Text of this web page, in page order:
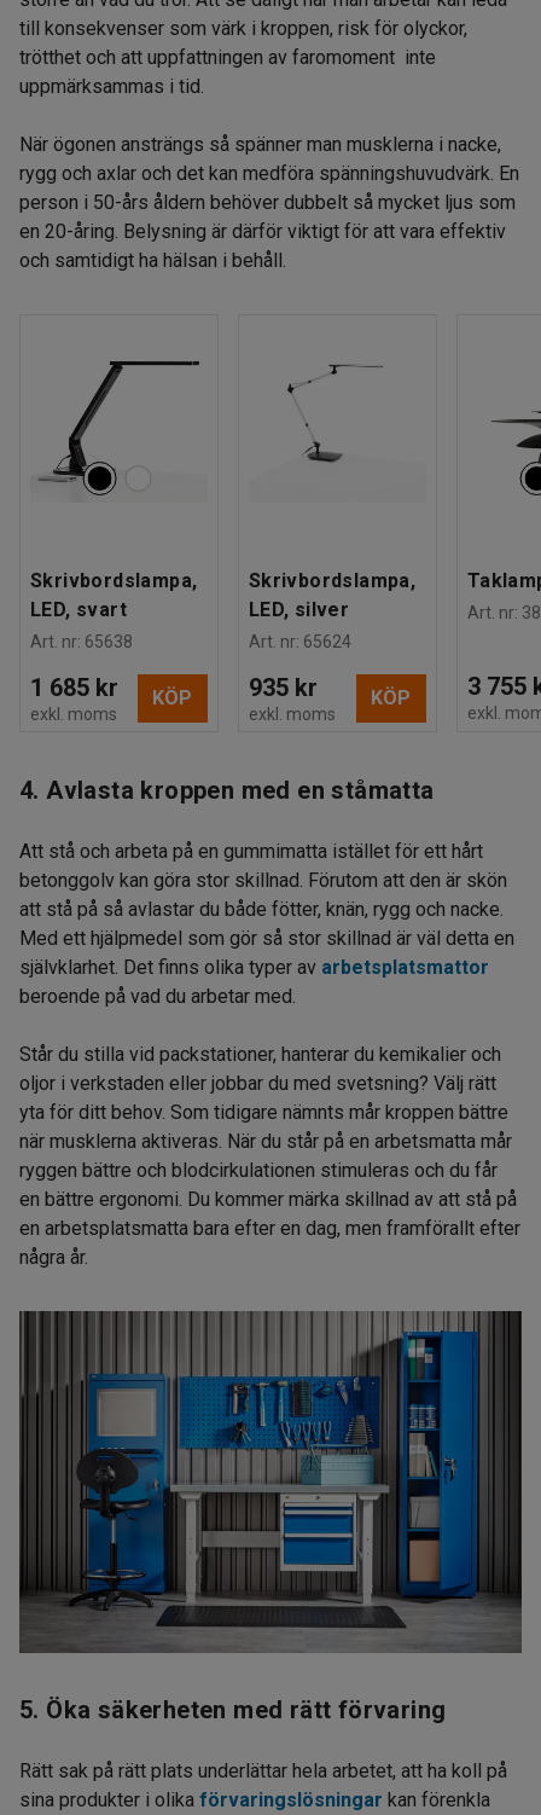
till konsekvenser som värk i kroppen, risk för olyckor,
trötthet och att uppfattningen av faromoment inte
uppmärksammas i tid.
När ögonen ansträngs så spänner man musklerna i nacke,
rygg och axlar och det kan medföra spänningshuvudvärk. En
person i 50-års åldern behöver dubbelt så mycket ljus som
en 20-åring. Belysning är därför viktigt för att vara effektiv
och samtidigt ha hälsan i behåll.
Skrivbordslampa,
LED, svart
Art. nr: 65638
1 685 kr
exkl. moms
KÖP
Skrivbordslampa,
LED, silver
Art. nr: 65624
935 kr
exkl. moms
KÖP
Art. nr:
3 755
exkl.
4. Avlasta kroppen med en ståmatta
Att stå och arbeta på en gummimatta istället för ett hårt
betonggolv kan göra stor skillnad. Förutom att den är skön
att stå på så avlastar du både fötter, knän, rygg och nacke.
Med ett hjälpmedel som gör så stor skillnad är väl detta en
självklarhet. Det finns olika typer av arbetsplatsmattor
beroende på vad du arbetar med.
Står du stilla vid packstationer, hanterar du kemikalier och
oljor i verkstaden eller jobbar du med svetsning? Välj rätt
yta för ditt behov. Som tidigare nämnts mår kroppen bättre
när musklerna aktiveras. När du står på en arbetsmatta mår
ryggen bättre och blodcirkulationen stimuleras och du får
en bättre ergonomi. Du kommer märka skillnad av att stå på
en arbetsplatsmatta bara efter en dag, men framförallt efter
några år.
5. Öka säkerheten med rätt förvaring
Rätt sak på rätt plats underlättar hela arbetet, att ha koll på
sina produkter i olika förvaringslösningar kan förenkla